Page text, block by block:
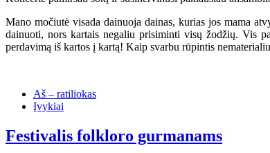
Mano močiutė visada dainuoja dainas, kurias jos mama
dainuoti, nors kartais negaliu prisiminti visų žodžių. Vis
perdavimą iš kartos į kartą! Kaip svarbu rūpintis
Aš – ratiliokas
Įvykiai
Festivalis folkloro gurmanams